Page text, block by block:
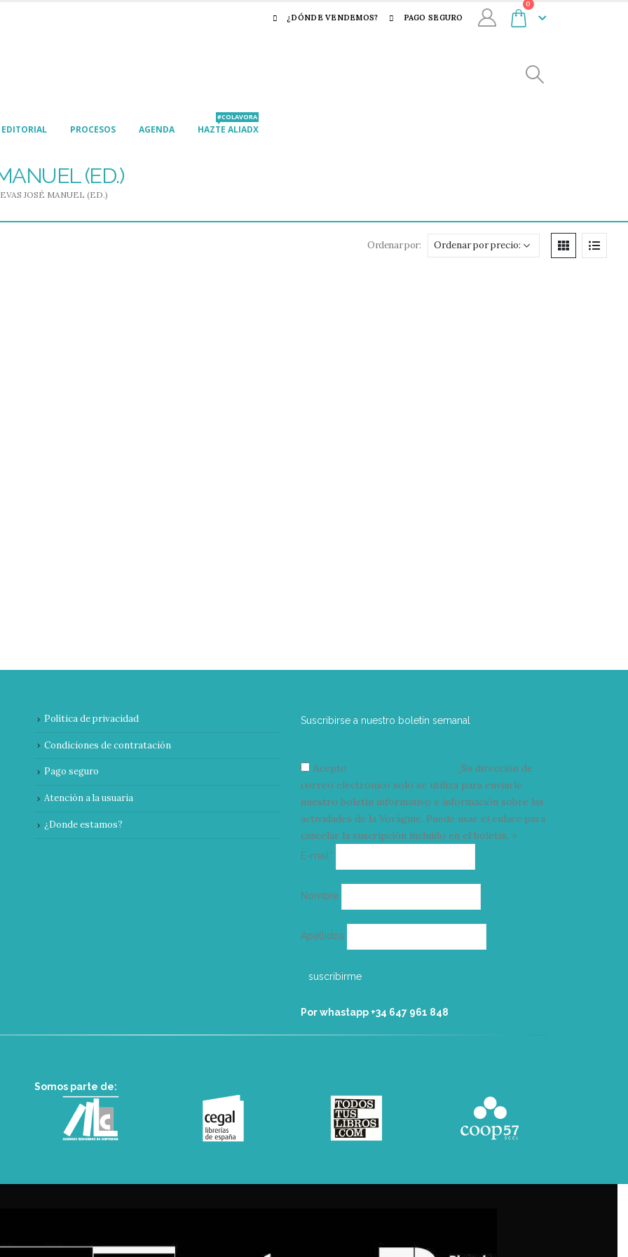
¿DÓNDE VENDEMOS? PAGO SEGURO
0
EDITORIAL PROCESOS AGENDA HAZTE ALIADX
#COLAVORA
(ED.)
JOSÉ MANUEL (ED.)
Ordenar por:
Política de privacidad
Condiciones de contratación
Pago seguro
Atención a la usuaria
¿Donde estamos?
Suscribirse a nuestro boletín semanal
Acepto
Su dirección de
correo electrónico solo se utiliza para enviarle
nuestro boletín informativo e información sobre las
actividades de la Vorágine. Puede usar el enlace para
cancelar la suscripción incluido en el boletín. >
E-mail*
electrónico
Nombre
Apellidos
Por whastapp +34 ‭647 961 848‬
Somos parte de: